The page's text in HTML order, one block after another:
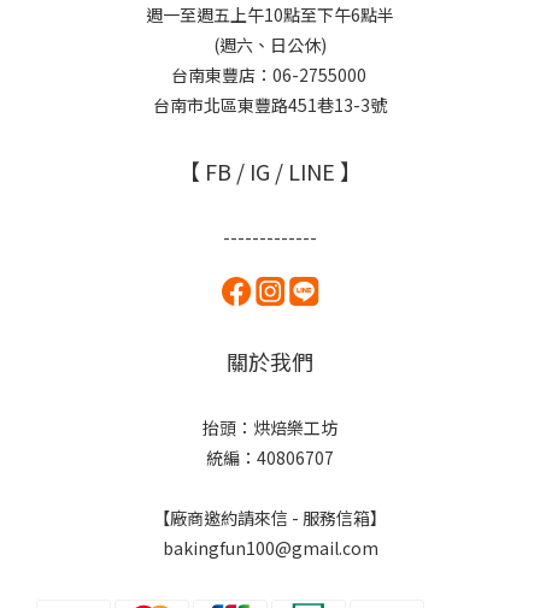
週一至週五上午10點至下午6點半
(週六、日公休)
台南東豐店：06-2755000
台南市北區東豐路451巷13-3號
【 FB / IG / LINE 】
-------------
關於我們
抬頭：烘焙樂工坊
統編：40806707
【廠商邀約請來信 - 服務信箱】
bakingfun100@gmail.com